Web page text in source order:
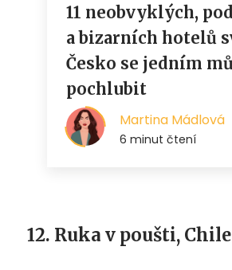
12. Ruka v poušti, Chile